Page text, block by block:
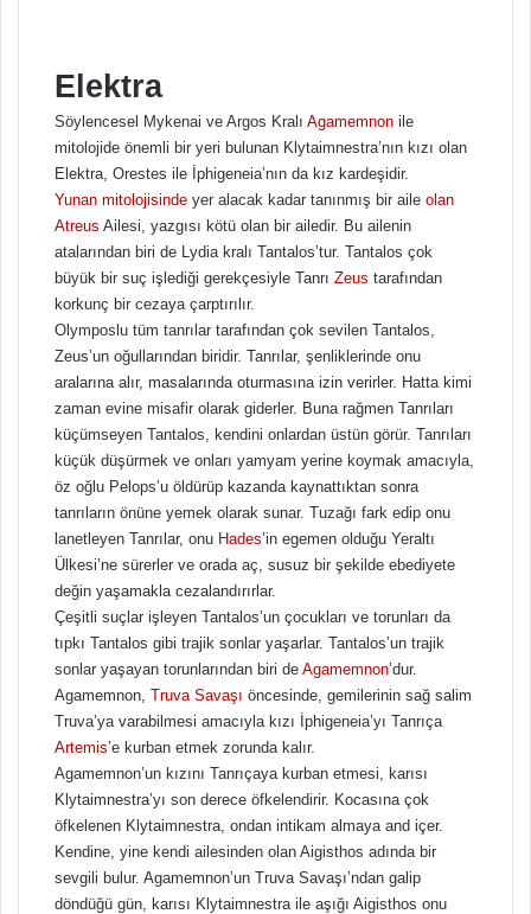
Elektra
Söylencesel Mykenai ve Argos Kralı Agamemnon ile
mitolojide önemli bir yeri bulunan Klytaimnestra’nın kızı olan
Elektra, Orestes ile İphigeneia’nın da kız kardeşidir.
Yunan mitolojisinde yer alacak kadar tanınmış bir aile olan
Atreus Ailesi, yazgısı kötü olan bir ailedir. Bu ailenin
atalarından biri de Lydia kralı Tantalos’tur. Tantalos çok
büyük bir suç işlediği gerekçesiyle Tanrı Zeus tarafından
korkunç bir cezaya çarptırılır.
Olymposlu tüm tanrılar tarafından çok sevilen Tantalos,
Zeus’un oğullarından biridir. Tanrılar, şenliklerinde onu
aralarına alır, masalarında oturmasına izin verirler. Hatta kimi
zaman evine misafir olarak giderler. Buna rağmen Tanrıları
küçümseyen Tantalos, kendini onlardan üstün görür. Tanrıları
küçük düşürmek ve onları yamyam yerine koymak amacıyla,
öz oğlu Pelops’u öldürüp kazanda kaynattıktan sonra
tanrıların önüne yemek olarak sunar. Tuzağı fark edip onu
lanetleyen Tanrılar, onu Hades’in egemen olduğu Yeraltı
Ülkesi’ne sürerler ve orada aç, susuz bir şekilde ebediyete
değin yaşamakla cezalandırırlar.
Çeşitli suçlar işleyen Tantalos’un çocukları ve torunları da
tıpkı Tantalos gibi trajik sonlar yaşarlar. Tantalos’un trajik
sonlar yaşayan torunlarından biri de Agamemnon’dur.
Agamemnon, Truva Savaşı öncesinde, gemilerinin sağ salim
Truva’ya varabilmesi amacıyla kızı İphigeneia’yı Tanrıça
Artemis’e kurban etmek zorunda kalır.
Agamemnon’un kızını Tanrıçaya kurban etmesi, karısı
Klytaimnestra’yı son derece öfkelendirir. Kocasına çok
öfkelenen Klytaimnestra, ondan intikam almaya and içer.
Kendine, yine kendi ailesinden olan Aigisthos adında bir
sevgili bulur. Agamemnon’un Truva Savaşı’ndan galip
döndüğü gün, karısı Klytaimnestra ile aşığı Aigisthos onu